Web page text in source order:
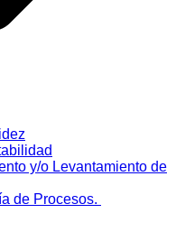
y/o Levantamiento de
de Procesos.